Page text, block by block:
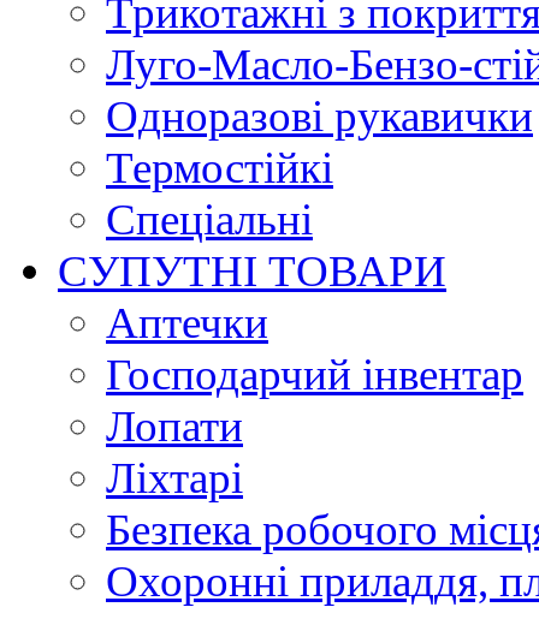
Трикотажні з
Луго-Масло-Бензо-
Одноразові рукавички
Термостійкі
Спеціальні
СУПУТНІ ТОВАРИ
Аптечки
Господарчий інвентар
Лопати
Ліхтарі
Безпека робочого
Охоронні приладдя,